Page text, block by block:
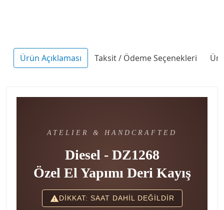
Ürün Açıklaması Taksit / Ödeme Seçenekleri
ATELIER & HANDCRAFTED
Diesel - DZ1268
Özel El Yapımı Deri Kayış
DİKKAT: SAAT DAHİL DEĞİLDİR